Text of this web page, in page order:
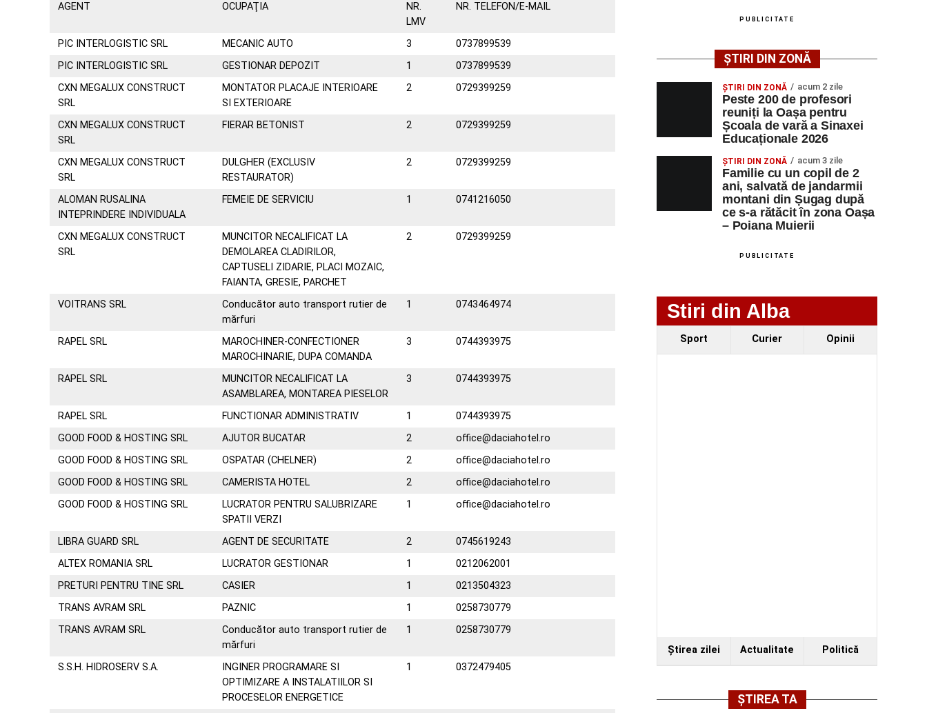
AGENT OCUPAŢIA
NR.
LMV
NR. TELEFON/E-MAIL
PIC INTERLOGISTIC SRL MECANIC AUTO 3
0737899539
PIC INTERLOGISTIC SRL
GESTIONAR DEPOZIT 1
0737899539
CXN MEGALUX CONSTRUCT
SRL
MONTATOR PLACAJE INTERIOARE
SI EXTERIOARE
2 0729399259
CXN MEGALUX CONSTRUCT
SRL
FIERAR BETONIST 2 0729399259
CXN MEGALUX CONSTRUCT
SRL
DULGHER (EXCLUSIV
RESTAURATOR)
2 0729399259
ALOMAN RUSALINA
INTEPRINDERE INDIVIDUALA
FEMEIE DE SERVICIU 1 0741216050
CXN MEGALUX CONSTRUCT
SRL
MUNCITOR NECALIFICAT LA
DEMOLAREA CLADIRILOR,
CAPTUSELI ZIDARIE, PLACI MOZAIC,
FAIANTA, GRESIE, PARCHET
2 0729399259
VOITRANS SRL
Conducător auto transport rutier de
mărfuri
1 0743464974
RAPEL SRL
MAROCHINER-CONFECTIONER
MAROCHINARIE, DUPA COMANDA
3 0744393975
RAPEL SRL
MUNCITOR NECALIFICAT LA
ASAMBLAREA, MONTAREA PIESELOR
3 0744393975
RAPEL SRL FUNCTIONAR ADMINISTRATIV 1
0744393975
GOOD FOOD & HOSTING SRL
AJUTOR BUCATAR 2
office@daciahotel.ro
GOOD FOOD & HOSTING SRL
OSPATAR (CHELNER) 2
office@daciahotel.ro
GOOD FOOD & HOSTING SRL
CAMERISTA HOTEL 2
office@daciahotel.ro
GOOD FOOD & HOSTING SRL
LUCRATOR PENTRU SALUBRIZARE
SPATII VERZI
1 office@daciahotel.ro
LIBRA GUARD SRL AGENT DE SECURITATE 2
0745619243
ALTEX ROMANIA SRL
LUCRATOR GESTIONAR 1
0212062001
PRETURI PENTRU TINE SRL
CASIER 1
0213504323
TRANS AVRAM SRL
PAZNIC 1
0258730779
TRANS AVRAM SRL
Conducător auto transport rutier de
mărfuri
1 0258730779
S.S.H. HIDROSERV S.A.
INGINER PROGRAMARE SI
OPTIMIZARE A INSTALATIILOR SI
PROCESELOR ENERGETICE
1 0372479405
PUBLICITATE
ȘTIRI DIN ZONĂ
ȘTIRI DIN ZONĂ acum 2 zile
Peste 200 de profesori
reuniți la Oașa pentru
Școala de vară a Sinaxei
Educaționale 2026
ȘTIRI DIN ZONĂ acum 3 zile
Familie cu un copil de 2
ani, salvată de jandarmii
montani din Șugag după
ce s-a rătăcit în zona Oașa
– Poiana Muierii
PUBLICITATE
Stiri din Alba
Sport Curier Opinii
Ştirea zilei Actualitate Politică
ȘTIREA TA